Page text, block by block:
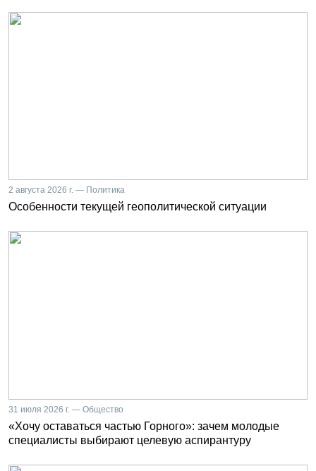
2 августа 2026 г. — Политика
Особенности текущей геополитической ситуации
31 июля 2026 г. — Общество
«Хочу оставаться частью Горного»: зачем молодые
специалисты выбирают целевую аспирантуру